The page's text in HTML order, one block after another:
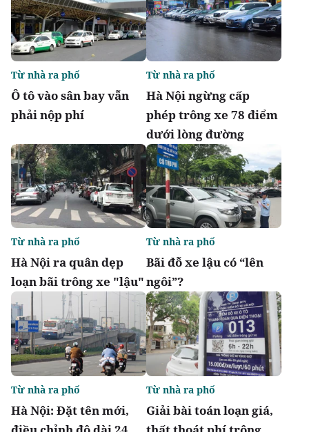
Ô tô vào sân bay vẫn
phải nộp phí
Từ nhà ra phố
Hà Nội ngừng cấp
phép trông xe 78 điểm
dưới lòng đường
Từ nhà ra phố
Hà Nội ra quân dẹp
loạn bãi trông xe "lậu"
Từ nhà ra phố
Bãi đỗ xe lậu có “lên
ngôi”?
Từ nhà ra phố
Hà Nội: Đặt tên mới,
Từ nhà ra phố
Giải bài toán loạn giá,
Từ nhà ra phố